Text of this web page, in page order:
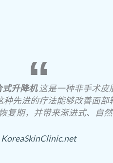
式升降机这是一种非手术皮
先进的疗法能够改善面
复期，并带来渐进式、自
KoreaSkinClinic.net